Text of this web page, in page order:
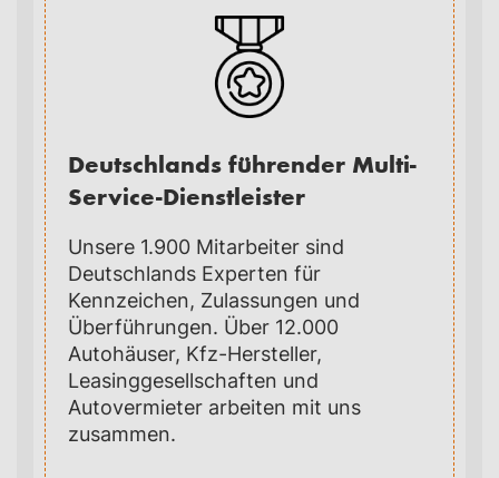
Deutschlands führender Multi-
Service-Dienstleister
Unsere 1.900 Mitarbeiter sind
Deutschlands Experten für
Kennzeichen, Zulassungen und
Überführungen. Über 12.000
Autohäuser, Kfz-Hersteller,
Leasinggesellschaften und
Autovermieter arbeiten mit uns
zusammen.